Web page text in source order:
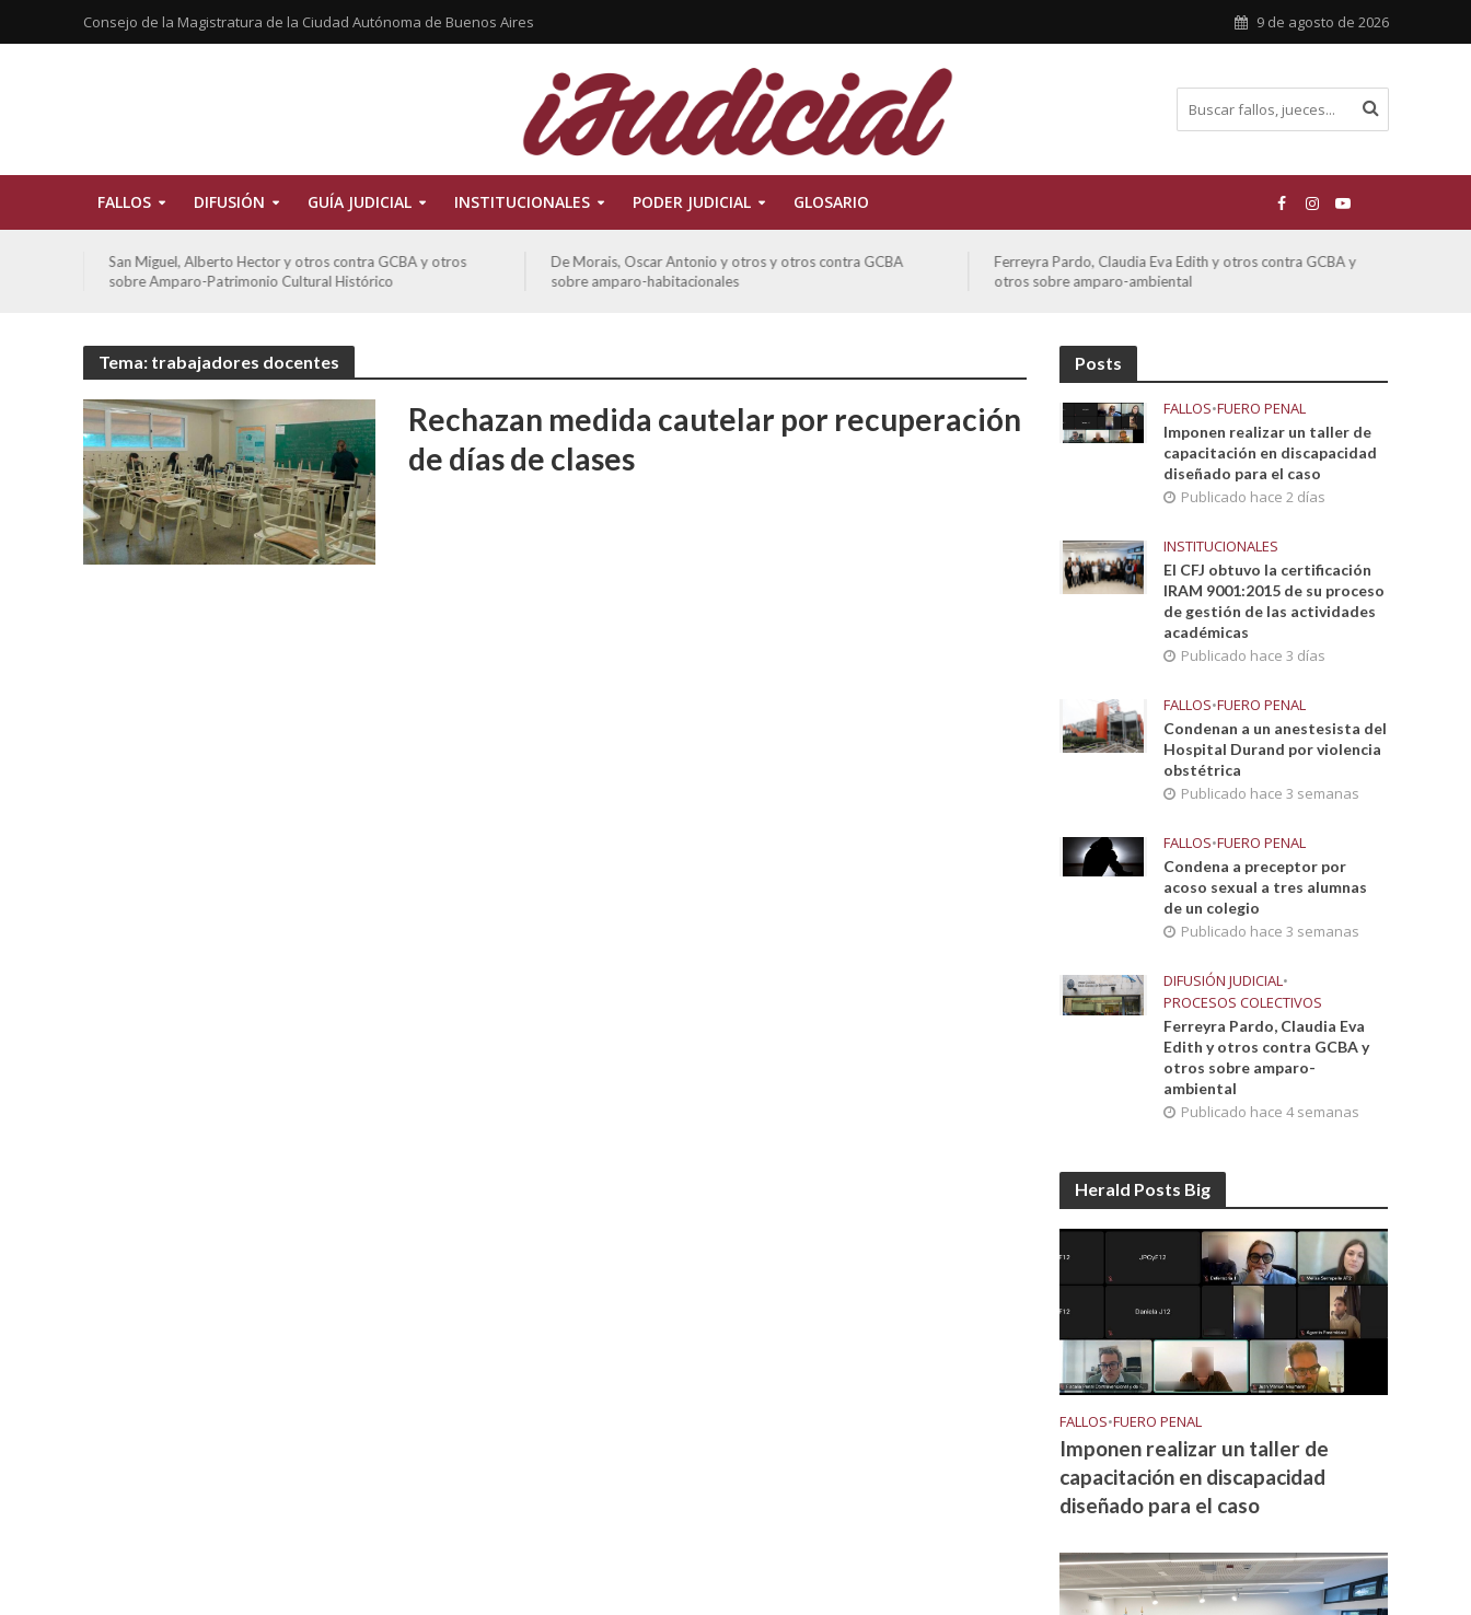
Consejo de la Magistratura de la Ciudad Autónoma de Buenos Aires 9 de agosto de 2026
FALLOS DIFUSIÓN GUÍA JUDICIAL INSTITUCIONALES PODER JUDICIAL GLOSARIO
San Miguel, Alberto Hector y otros contra GCBA y otros
sobre Amparo-Patrimonio Cultural Histórico
De Morais, Oscar Antonio y otros y otros contra GCBA
sobre amparo-habitacionales
Ferreyra Pardo, Claudia Eva Edith y otros contra GCBA y
otros sobre amparo-ambiental
Tema: trabajadores docentes
Rechazan medida cautelar por recuperación
de días de clases
Posts
FALLOS•FUERO PENAL
Imponen realizar un taller de
capacitación en discapacidad
diseñado para el caso
Publicado hace 2 días
INSTITUCIONALES
El CFJ obtuvo la certificación
IRAM 9001:2015 de su proceso
de gestión de las actividades
académicas
Publicado hace 3 días
FALLOS•FUERO PENAL
Condenan a un anestesista del
Hospital Durand por violencia
obstétrica
Publicado hace 3 semanas
FALLOS•FUERO PENAL
Condena a preceptor por
acoso sexual a tres alumnas
de un colegio
Publicado hace 3 semanas
DIFUSIÓN JUDICIAL•
PROCESOS COLECTIVOS
Ferreyra Pardo, Claudia Eva
Edith y otros contra GCBA y
otros sobre amparo-
ambiental
Publicado hace 4 semanas
Herald Posts Big
FALLOS•FUERO PENAL
Imponen realizar un taller de
capacitación en discapacidad
diseñado para el caso